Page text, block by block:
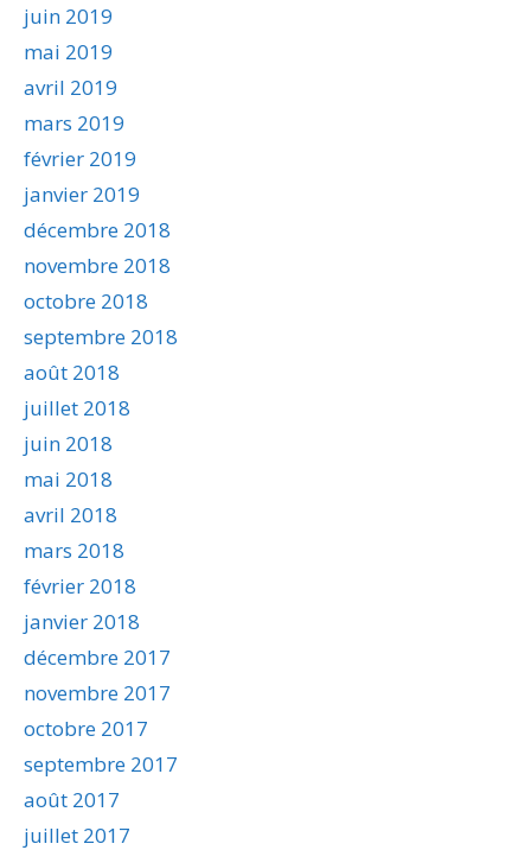
juin 2019
mai 2019
avril 2019
mars 2019
février 2019
janvier 2019
décembre 2018
novembre 2018
octobre 2018
septembre 2018
août 2018
juillet 2018
juin 2018
mai 2018
avril 2018
mars 2018
février 2018
janvier 2018
décembre 2017
novembre 2017
octobre 2017
septembre 2017
août 2017
juillet 2017